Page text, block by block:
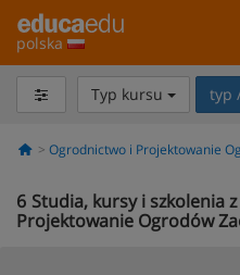
polska
Typ kursu typ
Ogrodnictwo i Projektowanie
6 Studia, kursy i szkolenia
Projektowanie Ogrodów